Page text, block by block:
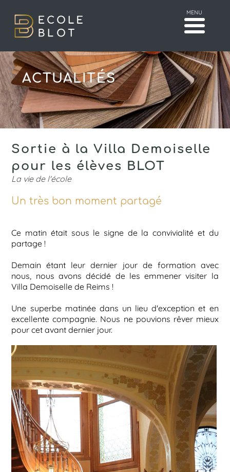
MENU
ACTUALITÉS
Sortie à la Villa Demoiselle
pour les élèves BLOT
La vie de l'école
Un très bon moment partagé
Ce matin était sous le signe de la convivialité et du
partage !
Demain étant leur dernier jour de formation avec
nous, nous avons décidé de les emmener visiter la
Villa Demoiselle de Reims !
Une superbe matinée dans un lieu d'exception et en
excellente compagnie. Nous ne pouvions rêver mieux
pour cet avant dernier jour.